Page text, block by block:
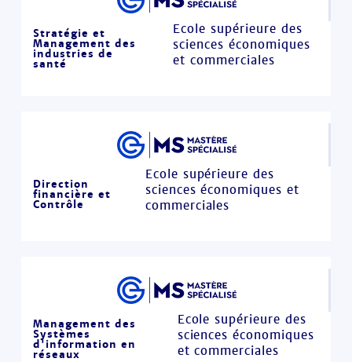
Stratégie et
Management des
industries de
santé
Ecole supérieure des
sciences économiques
et commerciales
Direction
financière et
Contrôle
Ecole supérieure des
sciences économiques et
commerciales
Management des
Systèmes
d'information en
réseaux
Ecole supérieure des
sciences économiques
et commerciales